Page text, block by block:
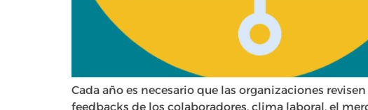
Cada año es necesario que las organizaciones
feedbacks de los colaboradores, clima laboral, el